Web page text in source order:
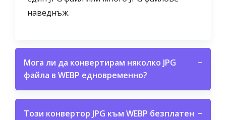
наведнъж.
Мога ли да конвертирам няколко JPG
файла в WEBP едновременно?
−
Този конвертор JPG към WEBP безплатен −